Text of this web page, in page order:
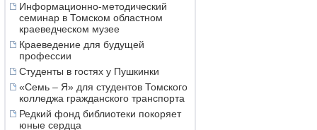
Информационно-методический
семинар в Томском областном
краеведческом музее
Краеведение для будущей
профессии
Студенты в гостях у Пушкинки
«Семь – Я» для студентов Томского
колледжа гражданского транспорта
Редкий фонд библиотеки покоряет
юные сердца